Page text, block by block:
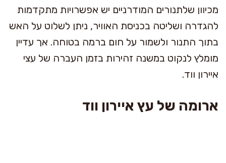
מכיוון שלתנורים המודרניים יש אפשרויות מתקדמות
להגדרה ושליטה בכניסת האוויר, ניתן לשלוט על האש
בתוך התנור ולשמור על חום ברמה בטוחה. אך עדיין
מומלץ לנקוט במשנה זהירות בזמן העברה של עצי
איירון ווד.
ארומה של עץ איירון ווד